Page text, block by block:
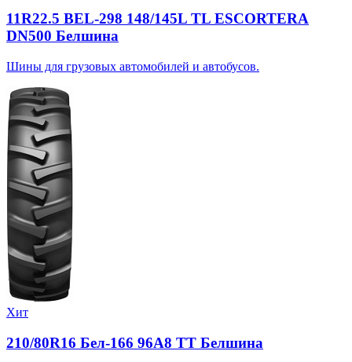
11R22.5 BEL-298 148/145L TL ESCORTERA
DN500 Белшина
Шины для грузовых автомобилей и автобусов.
Хит
210/80R16 Бел-166 96A8 TT Белшина